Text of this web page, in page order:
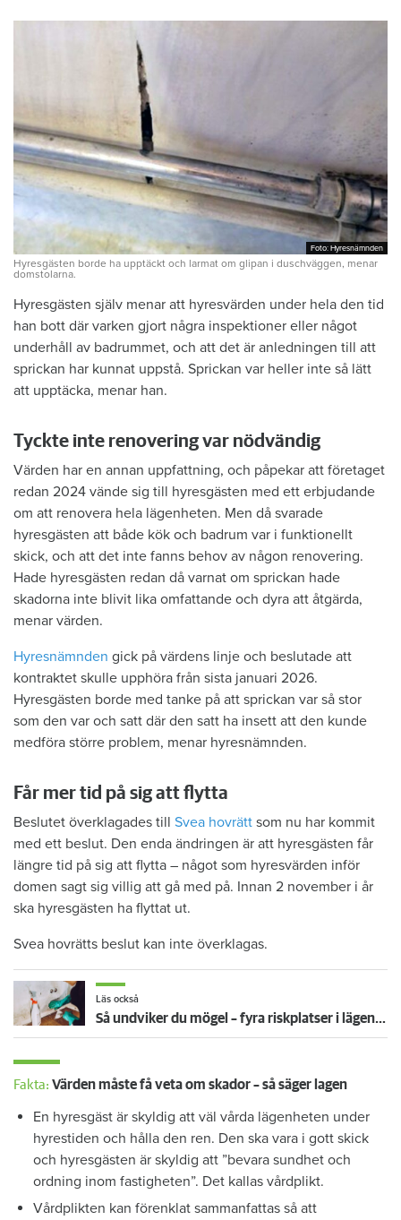
Foto: Hyresnämnden
Foto: Hyresnämnden
Hyresgästen borde ha upptäckt och larmat om glipan i duschväggen, menar
domstolarna.
Hyresgästen själv menar att hyresvärden under hela den tid
han bott där varken gjort några inspektioner eller något
underhåll av badrummet, och att det är anledningen till att
sprickan har kunnat uppstå. Sprickan var heller inte så lätt
att upptäcka, menar han.
Tyckte inte renovering var nödvändig
Värden har en annan uppfattning, och påpekar att företaget
redan 2024 vände sig till hyresgästen med ett erbjudande
om att renovera hela lägenheten. Men då svarade
hyresgästen att både kök och badrum var i funktionellt
skick, och att det inte fanns behov av någon renovering.
Hade hyresgästen redan då varnat om sprickan hade
skadorna inte blivit lika omfattande och dyra att åtgärda,
menar värden.
Hyresnämnden gick på värdens linje och beslutade att
kontraktet skulle upphöra från sista januari 2026.
Hyresgästen borde med tanke på att sprickan var så stor
som den var och satt där den satt ha insett att den kunde
medföra större problem, menar hyresnämnden.
Får mer tid på sig att flytta
Beslutet överklagades till Svea hovrätt som nu har kommit
med ett beslut. Den enda ändringen är att hyresgästen får
längre tid på sig att flytta – något som hyresvärden inför
domen sagt sig villig att gå med på. Innan 2 november i år
ska hyresgästen ha flyttat ut.
Svea hovrätts beslut kan inte överklagas.
Läs också
Så undviker du mögel – fyra riskplatser i lägenheten: ”Måste städa bort”
Fakta: Värden måste få veta om skador – så säger lagen
En hyresgäst är skyldig att väl vårda lägenheten under
hyrestiden och hålla den ren. Den ska vara i gott skick
och hyresgästen är skyldig att ”bevara sundhet och
ordning inom fastigheten”. Det kallas vårdplikt.
Vårdplikten kan förenklat sammanfattas så att